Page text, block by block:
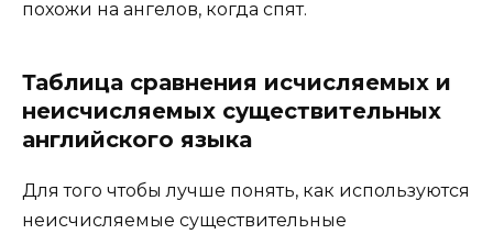
похожи на ангелов, когда спят.
Таблица сравнения исчисляемых и
неисчисляемых существительных
английского языка
Для того чтобы лучше понять, как используются
неисчисляемые существительные